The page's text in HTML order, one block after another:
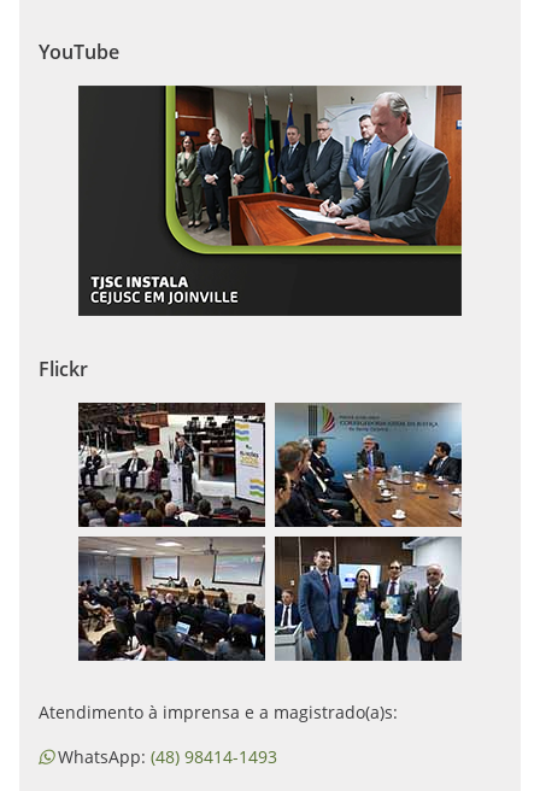
YouTube
Flickr
Atendimento à imprensa e a magistrado(a)s:
WhatsApp: (48) 98414-1493